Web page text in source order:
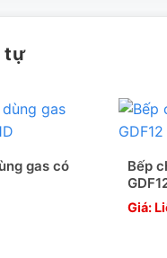
CHIÊN NHÚNG ĐIỆN
DF13-17
được thiết
tiện lợi hơn, dễ dàng hơn.
các món khác nhau
tự
gas có
Bếp
Giá: